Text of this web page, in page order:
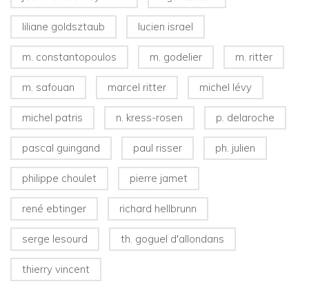
liliane goldsztaub lucien israel
m. constantopoulos m. godelier m. ritter
m. safouan marcel ritter michel lévy
michel patris n. kress-rosen p. delaroche
pascal guingand paul risser ph. julien
philippe choulet pierre jamet
rené ebtinger richard hellbrunn
serge lesourd th. goguel d'allondans
thierry vincent